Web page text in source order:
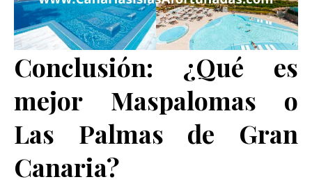
Conclusión: ¿Qué es
mejor Maspalomas o
Las Palmas de Gran
Canaria?